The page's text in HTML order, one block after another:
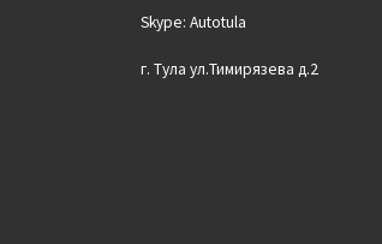
Skype: Autotula
г. Тула ул.Тимирязева д.2